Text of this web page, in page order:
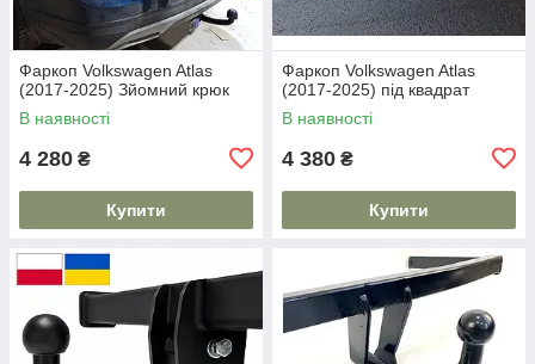
Фаркоп Volkswagen Atlas
(2017-2025) Зйомний крюк
В наявності
4 280 ₴
Купити
Фаркоп Volkswagen Atlas
(2017-2025) під квадрат
В наявності
4 380 ₴
Купити